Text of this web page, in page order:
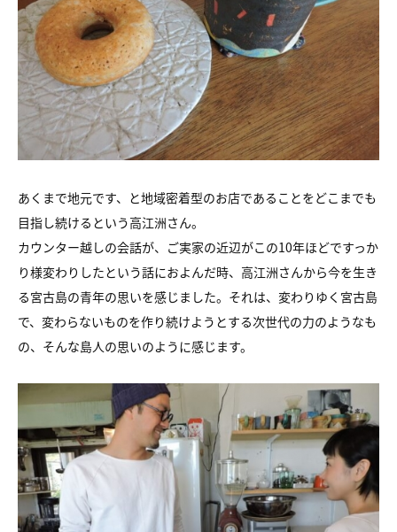
あくまで地元です、と地域密着型のお店であることをどこまでも
目指し続けるという高江洲さん。
カウンター越しの会話が、ご実家の近辺がこの10年ほどですっか
り様変わりしたという話におよんだ時、高江洲さんから今を生き
る宮古島の青年の思いを感じました。それは、変わりゆく宮古島
で、変わらないものを作り続けようとする次世代の力のようなも
の、そんな島人の思いのように感じます。